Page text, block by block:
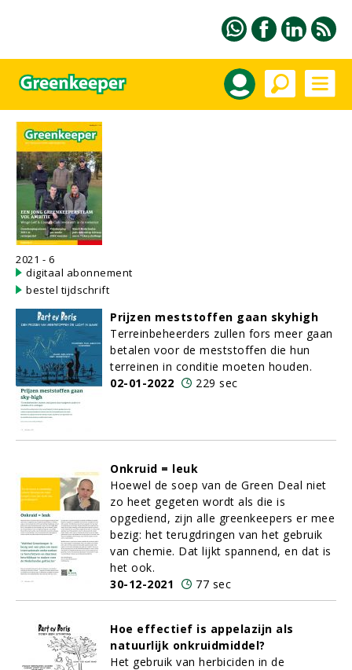
2021 - 6
digitaal abonnement
bestel tijdschrift
Prijzen meststoffen gaan skyhigh
Terreinbeheerders zullen fors meer gaan
betalen voor de meststoffen die hun
terreinen in conditie moeten houden.
02-01-2022
229 sec
Onkruid = leuk
Hoewel de soep van de Green Deal niet
zo heet gegeten wordt als die is
opgediend, zijn alle greenkeepers er mee
bezig: het terugdringen van het gebruik
van chemie. Dat lijkt spannend, en dat is
het ook.
30-12-2021
77 sec
Hoe effectief is appelazijn als
natuurlijk onkruidmiddel?
Het gebruik van herbiciden in de